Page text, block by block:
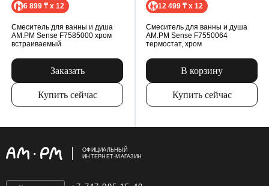
6 899 ₸ x 12
Смеситель для ванны и душа
AM.PM Sense F7585000 хром
встраиваемый
Заказать
Купить сейчас
12 499 ₸ x 12
Смеситель для ванны и душа
AM.PM Sense F7550064
термостат, хром
В корзину
Купить сейчас
ОФИЦИАЛЬНЫЙ
ИНТЕРНЕТ-МАГАЗИН